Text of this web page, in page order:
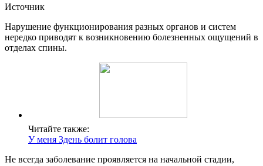
Источник
Нарушение функционирования разных органов и систем
нередко приводят к возникновению болезненных ощущений в
отделах спины.
Читайте также:
У меня 3день болит голова
Не всегда заболевание проявляется на начальной стадии,